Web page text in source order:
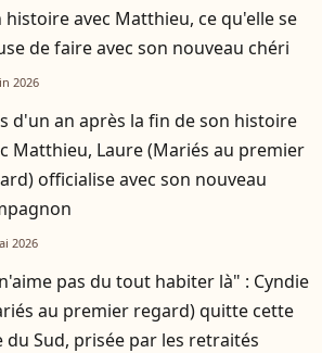
histoire avec Matthieu, ce qu'elle se
de faire avec son nouveau chéri
2026
d'un an après la fin de son histoire
Matthieu, Laure (Mariés au premier
officialise avec son nouveau
2026
pas du tout habiter là" : Cyndie
au premier regard) quitte cette
du Sud, prisée par les retraités